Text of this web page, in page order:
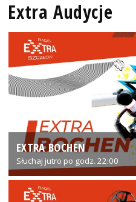
Extra Audycje
EXTRA BOCHEN
Słuchaj jutro po godz. 22:00